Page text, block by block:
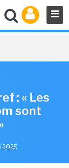
: « Les
sont
2025